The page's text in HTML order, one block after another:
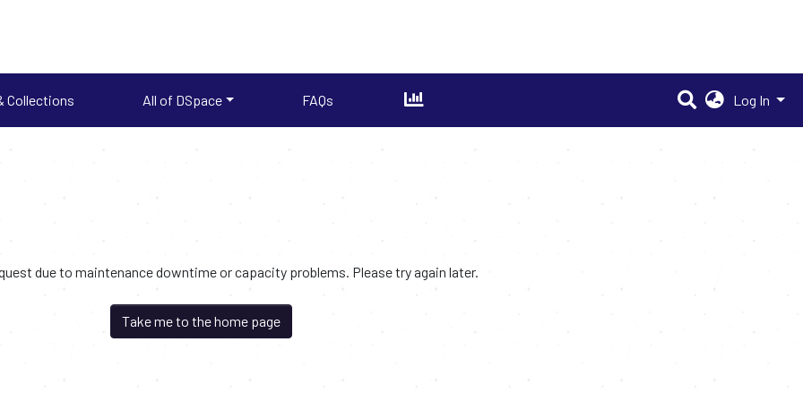
Collections All of DSpace FAQs Log In
due to maintenance downtime or capacity problems. Please try again later.
Take me to the home page